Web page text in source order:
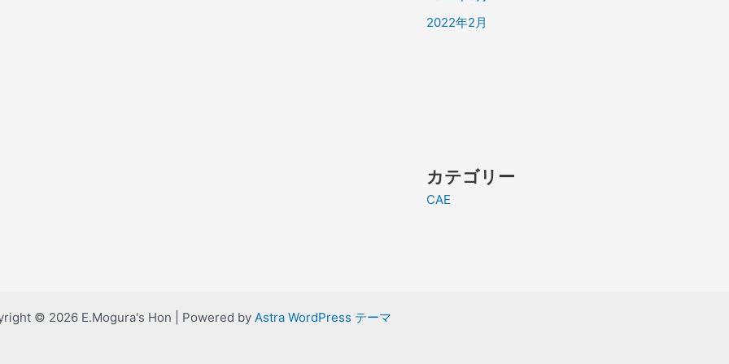
2022年2月
カテゴリー
CAE
© 2026 E.Mogura's Hon | Powered by Astra WordPress テーマ